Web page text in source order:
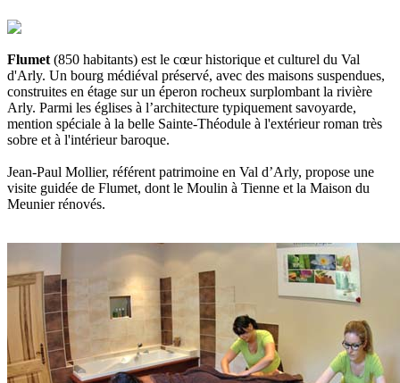
Flumet (850 habitants) est le cœur historique et culturel du Val
d'Arly. Un bourg médiéval préservé, avec des maisons suspendues,
construites en étage sur un éperon rocheux surplombant la rivière
Arly. Parmi les églises à l’architecture typiquement savoyarde,
mention spéciale à la belle Sainte-Théodule à l'extérieur roman très
sobre et à l'intérieur baroque.
Jean-Paul Mollier, référent patrimoine en Val d’Arly, propose une
visite guidée de Flumet, dont le Moulin à Tienne et la Maison du
Meunier rénovés.